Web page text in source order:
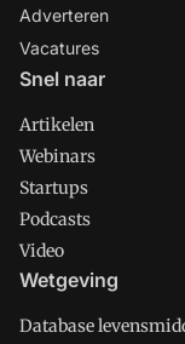
Adverteren
Vacatures
Snel naar
Artikelen
Webinars
Startups
Podcasts
Video
Wetgeving
Database